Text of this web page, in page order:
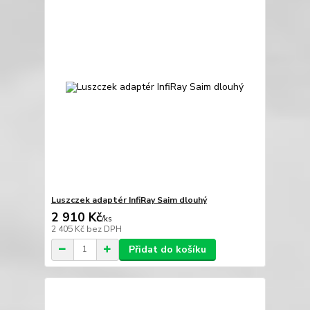
Luszczek adaptér InfiRay Saim dlouhý
2 910 Kč/ks
2 405 Kč bez DPH
Přidat do košíku